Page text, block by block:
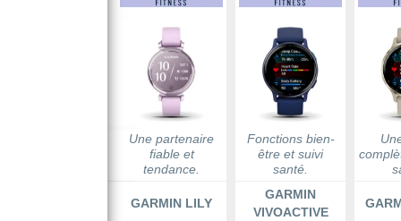
Une partenaire
fiable et
tendance.
Fonctions bien-
être et suivi
santé.
GARMIN LILY
GARMIN
VIVOACTIVE